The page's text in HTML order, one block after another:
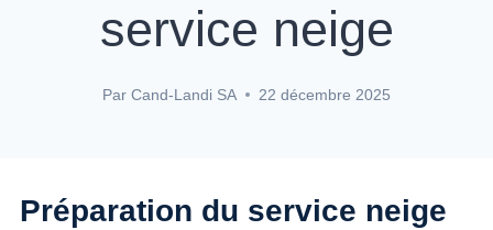
service neige
Par Cand-Landi SA 22 décembre 2025
Préparation du service neige